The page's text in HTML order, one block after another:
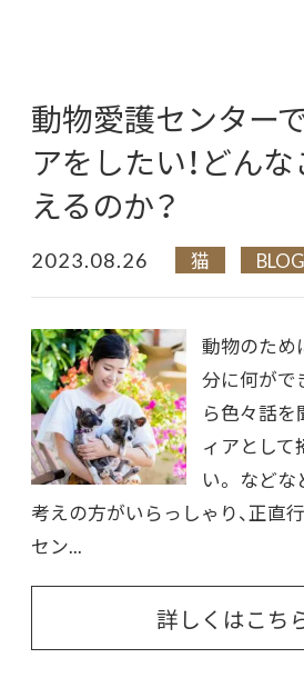
動物愛護センター
アをしたい！どん
えるのか？
2023.08.26 猫 BLOG
動物のため
分に何がで
ら色々話を
ィアとして
い。 などな
考えの方がいらっしゃり、正直
セン...
詳しくはこち